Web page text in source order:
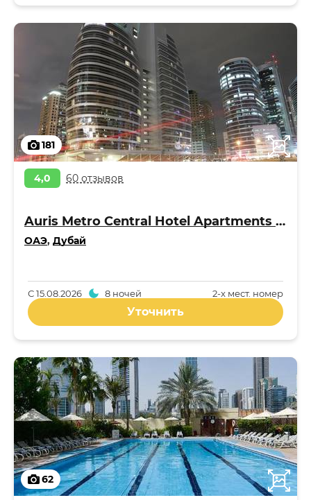
181
4,0 60 отзывов
Auris Metro Central Hotel Apartments 4*
ОАЭ, Дубай
2-x мест. номер
С15.08.2026 8 ночей
Уточнить
62